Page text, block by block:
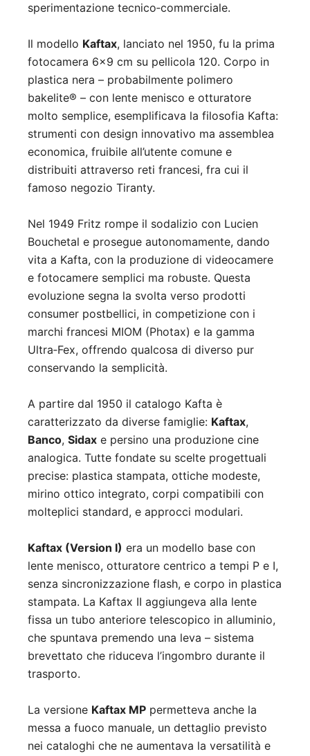
sperimentazione tecnico‑commerciale.
Il modello Kaftax, lanciato nel 1950, fu la prima
fotocamera 6×9 cm su pellicola 120. Corpo in
plastica nera – probabilmente polimero
bakelite® – con lente menisco e otturatore
molto semplice, esemplificava la filosofia Kafta:
strumenti con design innovativo ma assemblea
economica, fruibile all’utente comune e
distribuiti attraverso reti francesi, fra cui il
famoso negozio Tiranty.
Nel 1949 Fritz rompe il sodalizio con Lucien
Bouchetal e prosegue autonomamente, dando
vita a Kafta, con la produzione di videocamere
e fotocamere semplici ma robuste. Questa
evoluzione segna la svolta verso prodotti
consumer postbellici, in competizione con i
marchi francesi MIOM (Photax) e la gamma
Ultra‑Fex, offrendo qualcosa di diverso pur
conservando la semplicità.
A partire dal 1950 il catalogo Kafta è
caratterizzato da diverse famiglie: Kaftax,
Banco, Sidax e persino una produzione cine
analogica. Tutte fondate su scelte progettuali
precise: plastica stampata, ottiche modeste,
mirino ottico integrato, corpi compatibili con
molteplici standard, e approcci modulari.
Kaftax (Version I) era un modello base con
lente menisco, otturatore centrico a tempi P e I,
senza sincronizzazione flash, e corpo in plastica
stampata. La Kaftax II aggiungeva alla lente
fissa un tubo anteriore telescopico in alluminio,
che spuntava premendo una leva – sistema
brevettato che riduceva l’ingombro durante il
trasporto.
La versione Kaftax MP permetteva anche la
messa a fuoco manuale, un dettaglio previsto
nei cataloghi che ne aumentava la versatilità e